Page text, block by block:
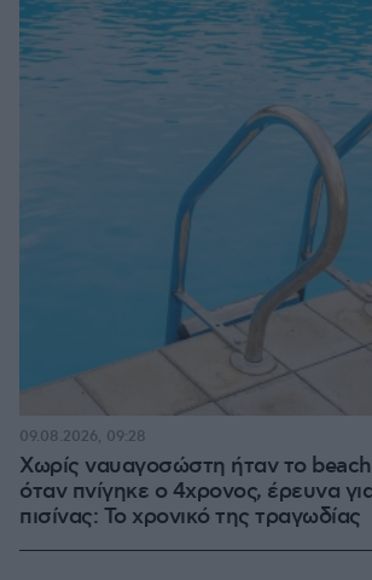
Χωρίς ναυαγοσώστη ήταν το
όταν πνίγηκε ο 4χρονος, έρευνα
πισίνας: Το χρονικό της τραγωδίας
09.08.2026, 09:28